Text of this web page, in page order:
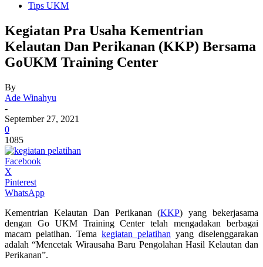
Tips UKM
Kegiatan Pra Usaha Kementrian
Kelautan Dan Perikanan (KKP) Bersama
GoUKM Training Center
By
Ade Winahyu
-
September 27, 2021
0
1085
Facebook
X
Pinterest
WhatsApp
Kementrian Kelautan Dan Perikanan (KKP) yang bekerjasama
dengan Go UKM Training Center telah mengadakan berbagai
macam pelatihan. Tema kegiatan pelatihan yang diselenggarakan
adalah “Mencetak Wirausaha Baru Pengolahan Hasil Kelautan dan
Perikanan”.